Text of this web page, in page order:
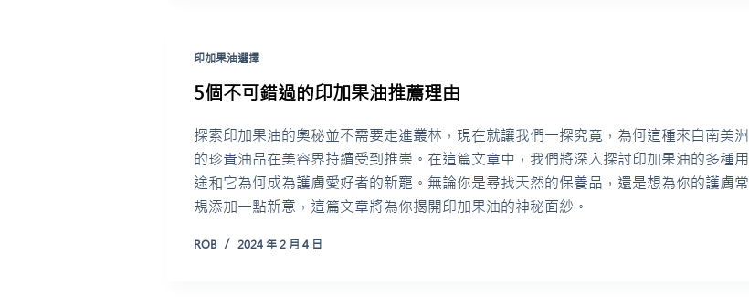
印加果油選擇
5個不可錯過的印加果油推薦理由
探索印加果油的奧秘並不需要走進叢林，現在就讓我們一探究竟，為何這種來自南美洲
的珍貴油品在美容界持續受到推崇。在這篇文章中，我們將深入探討印加果油的多種用
途和它為何成為護膚愛好者的新寵。無論你是尋找天然的保養品，還是想為你的護膚常
規添加一點新意，這篇文章將為你揭開印加果油的神秘面紗。
ROB 2024 年 2 月 4 日